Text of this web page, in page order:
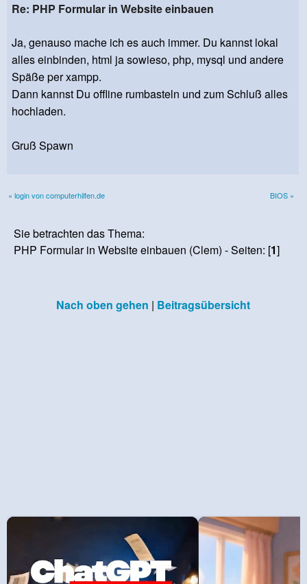
Re: PHP Formular in Website einbauen
Ja, genauso mache ich es auch immer. Du kannst lokal
alles einbinden, html ja sowieso, php, mysql und andere
Späße per xampp.
Dann kannst Du offline rumbasteln und zum Schluß alles
hochladen.
Gruß Spawn
« login von computerhilfen.de BIOS »
Sie betrachten das Thema:
PHP Formular in Website einbauen (Clem) - Seiten: [1]
Nach oben gehen | Beitragsübersicht